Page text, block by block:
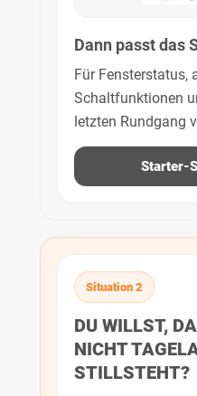
Dann passt das
Für Fensterstatus,
Schaltfunktionen
letzten Rundgang
Starter-
Situation 2
DU WILLST,
NICHT
STILLSTEHT?